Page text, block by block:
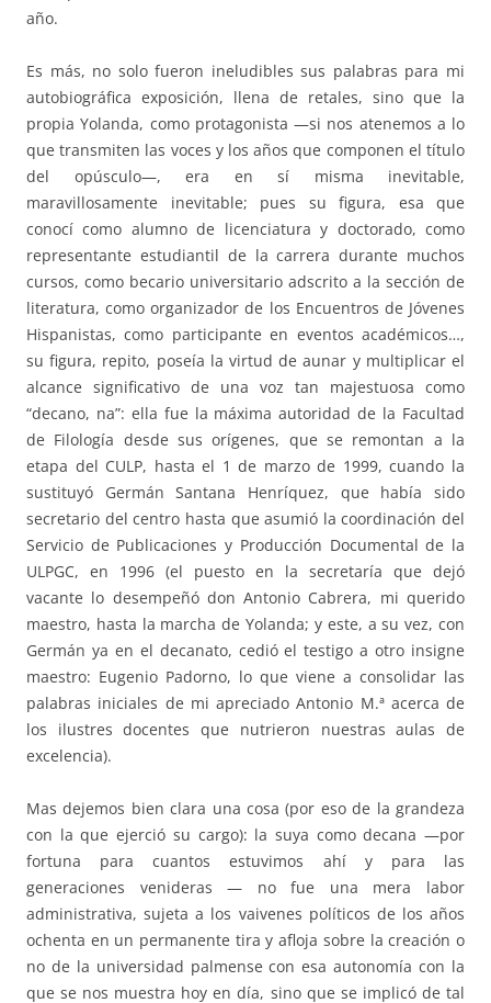
año.
Es más, no solo fueron ineludibles sus palabras para mi
autobiográfica exposición, llena de retales, sino que la
propia Yolanda, como protagonista —si nos atenemos a lo
que transmiten las voces y los años que componen el título
del opúsculo—, era en sí misma inevitable,
maravillosamente inevitable; pues su figura, esa que
conocí como alumno de licenciatura y doctorado, como
representante estudiantil de la carrera durante muchos
cursos, como becario universitario adscrito a la sección de
literatura, como organizador de los Encuentros de Jóvenes
Hispanistas, como participante en eventos académicos…,
su figura, repito, poseía la virtud de aunar y multiplicar el
alcance significativo de una voz tan majestuosa como
“decano, na”: ella fue la máxima autoridad de la Facultad
de Filología desde sus orígenes, que se remontan a la
etapa del CULP, hasta el 1 de marzo de 1999, cuando la
sustituyó Germán Santana Henríquez, que había sido
secretario del centro hasta que asumió la coordinación del
Servicio de Publicaciones y Producción Documental de la
ULPGC, en 1996 (el puesto en la secretaría que dejó
vacante lo desempeñó don Antonio Cabrera, mi querido
maestro, hasta la marcha de Yolanda; y este, a su vez, con
Germán ya en el decanato, cedió el testigo a otro insigne
maestro: Eugenio Padorno, lo que viene a consolidar las
palabras iniciales de mi apreciado Antonio M.ª acerca de
los ilustres docentes que nutrieron nuestras aulas de
excelencia).
Mas dejemos bien clara una cosa (por eso de la grandeza
con la que ejerció su cargo): la suya como decana —por
fortuna para cuantos estuvimos ahí y para las
generaciones venideras — no fue una mera labor
administrativa, sujeta a los vaivenes políticos de los años
ochenta en un permanente tira y afloja sobre la creación o
no de la universidad palmense con esa autonomía con la
que se nos muestra hoy en día, sino que se implicó de tal